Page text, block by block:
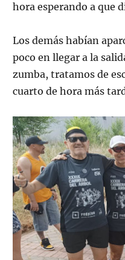
hora esperando a que
Los demás habían
poco en llegar a la
zumba, tratamos de
cuarto de hora más